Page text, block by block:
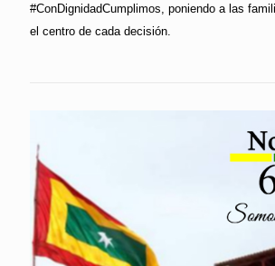
#ConDignidadCumplimos, poniendo a las
el centro de cada decisión.